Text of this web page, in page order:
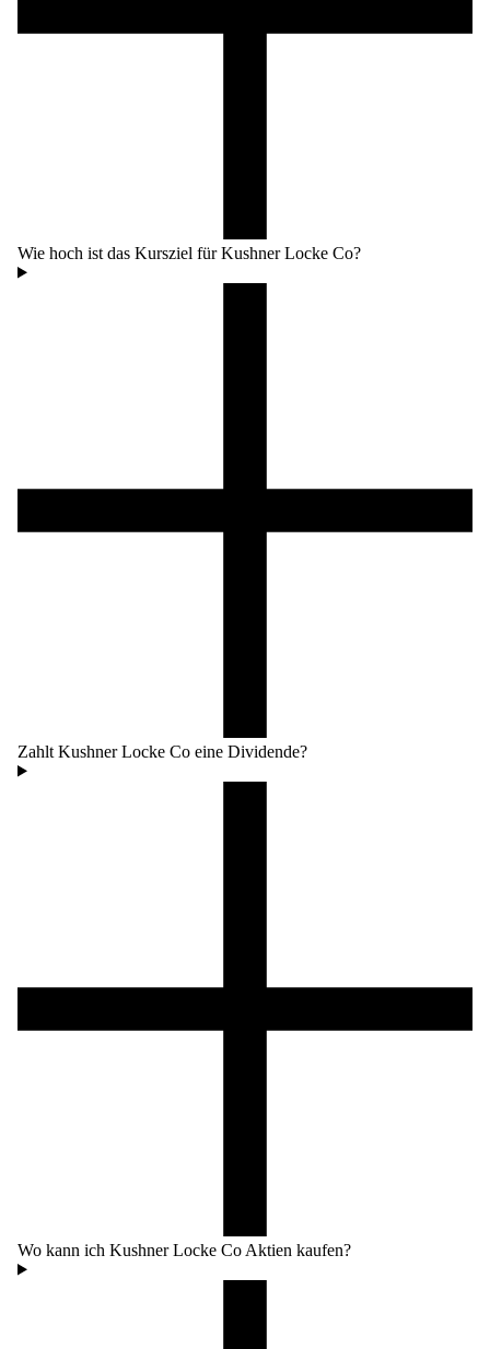
Wie hoch ist das Kursziel für Kushner Locke Co?
Zahlt Kushner Locke Co eine Dividende?
Wo kann ich Kushner Locke Co Aktien kaufen?